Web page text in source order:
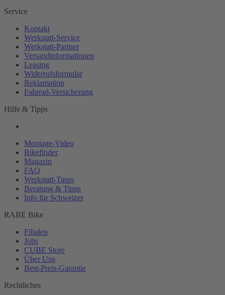
Service
Kontakt
Werkstatt-Service
Werkstatt-Partner
Versandinformationen
Leasing
Widerrufsformular
Reklamation
Fahrrad-Versicherung
Hilfe & Tipps
Montage-Video
Bikefinder
Magazin
FAQ
Werkstatt-Tipps
Beratung & Tipps
Info für Schweizer
RABE Bike
Filialen
Jobs
CUBE Store
Über Uns
Best-Preis-Garantie
Rechtliches